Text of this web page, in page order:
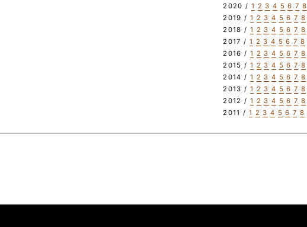
2020 / 1 2 3 4 5 6 7 8
2019 / 1 2 3 4 5 6 7 8
2018 / 1 2 3 4 5 6 7 8
2017 / 1 2 3 4 5 6 7 8
2016 / 1 2 3 4 5 6 7 8
2015 / 1 2 3 4 5 6 7 8
2014 / 1 2 3 4 5 6 7 8
2013 / 1 2 3 4 5 6 7 8
2012 / 1 2 3 4 5 6 7 8
2011 / 1 2 3 4 5 6 7 8